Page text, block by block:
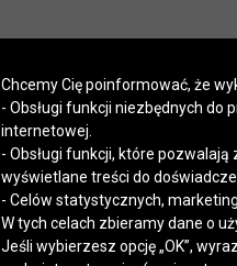
Chcemy Cię poinformować, że
- Obsługi funkcji niezbędnych do
internetowej.
- Obsługi funkcji, które
wyświetlane treści do
- Celów statystycznych,
W tych celach zbieramy dane o
Jeśli wybierzesz opcję „OK”,